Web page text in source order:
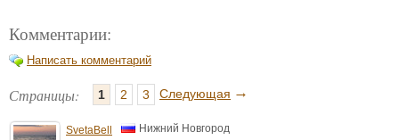
Комментарии:
Написать комментарий
Страницы: 1 2 3 Следующая →
SvetaBell Нижний Новгород